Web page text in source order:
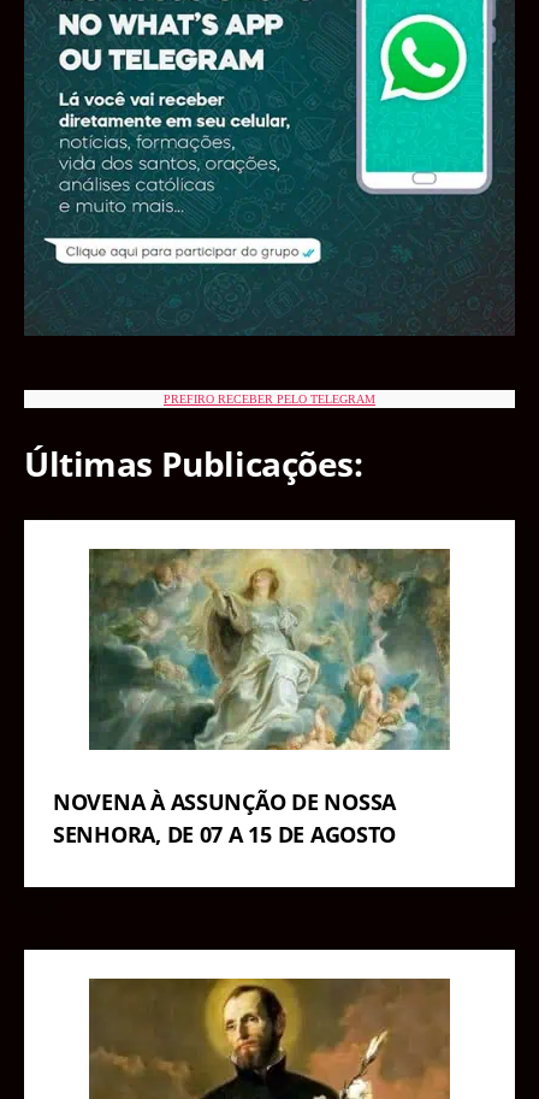
PREFIRO RECEBER PELO TELEGRAM
Últimas Publicações:
NOVENA À ASSUNÇÃO DE NOSSA
SENHORA, DE 07 A 15 DE AGOSTO